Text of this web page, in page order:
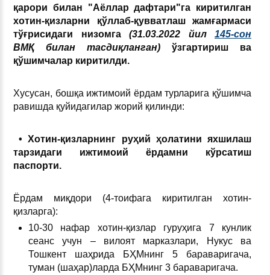
қарори билан "Аёллар дафтари"га киритилган
хотин-қизларни қўллаб-қувватлаш жамғармаси
тўғрисидаги низомга(31.03.2022 йил145-сон
ВМҚ билан тасдиқланган) ўзгартириш ва
қўшимчалар киритилди.
Хусусан, бошқа ижтимоий ёрдам турларига қўшимча
равишда қуйидагилар жорий қилинди:
• Хотин-қизларнинг руҳий ҳолатини яхшилаш
тарзидаги ижтимоий ёрдамни кўрсатиш
паспорти.
Ёрдам миқдори (4-тоифага киритилган хотин-
қизларга):
10-30 нафар хотин-қизлар гуруҳига 7 кунлик
сеанс учун – вилоят марказлари, Нукус ва
Тошкент шаҳрида БҲМнинг 5 бараваригача,
туман (шаҳар)ларда БҲМнинг 3 бараваригача.